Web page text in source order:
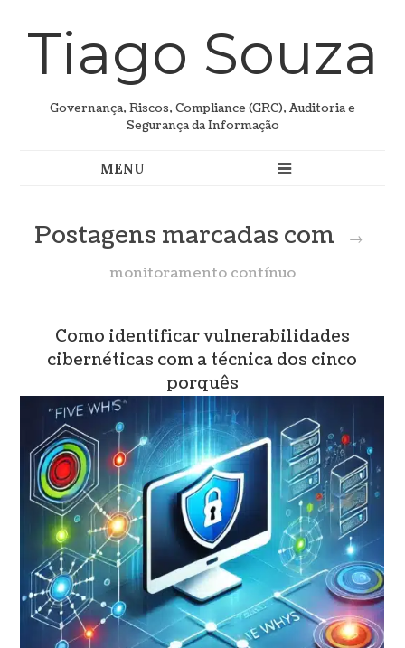
Tiago Souza
Governança, Riscos, Compliance (GRC), Auditoria e
Segurança da Informação
Postagens marcadas com
→
monitoramento contínuo
Como identificar vulnerabilidades
cibernéticas com a técnica dos cinco
porquês